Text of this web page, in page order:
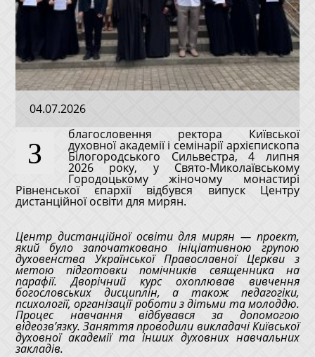
04.07.2026
З
благословення ректора Київської
духовної академії і семінарії архієпископа Білогородського Сильвестра, 4 липня
2026 року, у Свято-Миколаївському
Городоцькому жіночому монастирі
Рівненської єпархії відбувся випуск Центру
дистанційної освіти для мирян.
Центр дистанційної освіти для мирян — проект,
який було започатковано ініціативною групою
духовенства Української Православної Церкви з
метою підготовки помічників священника на
парафії. Дворічний курс охоплював вивчення
богословських дисциплін, а також педагогіки,
психології, організації роботи з дітьми та молоддю.
Процес навчання відбувався за допомогою
відеозв’язку. Заняття проводили викладачі Київської
духовної академії та інших духовних навчальних
закладів.